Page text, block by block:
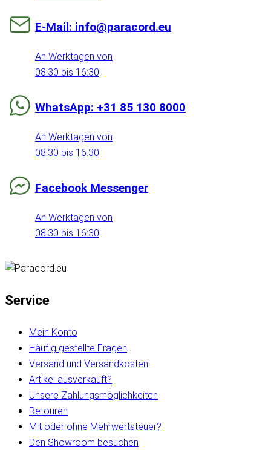
E-Mail: info@paracord.eu
An Werktagen von
08:30 bis 16:30
WhatsApp: +31 85 130 8000
An Werktagen von
08:30 bis 16:30
Facebook Messenger
An Werktagen von
08:30 bis 16:30
Service
Mein Konto
Häufig gestellte Fragen
Versand und Versandkosten
Artikel ausverkauft?
Unsere Zahlungsmöglichkeiten
Retouren
Mit oder ohne Mehrwertsteuer?
Den Showroom besuchen